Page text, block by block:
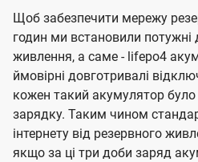
Щоб забезпечити мережу
годин ми встановили потужні
живлення, а саме - lifepo4
ймовірні довготривалі
кожен такий акумулятор
зарядку. Таким чином
інтернету від резервного
якщо за ці три доби заряд